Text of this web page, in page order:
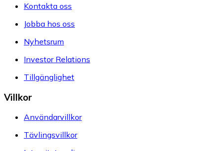
Kontakta oss
Jobba hos oss
Nyhetsrum
Investor Relations
Tillgänglighet
Villkor
Användarvillkor
Tävlingsvillkor